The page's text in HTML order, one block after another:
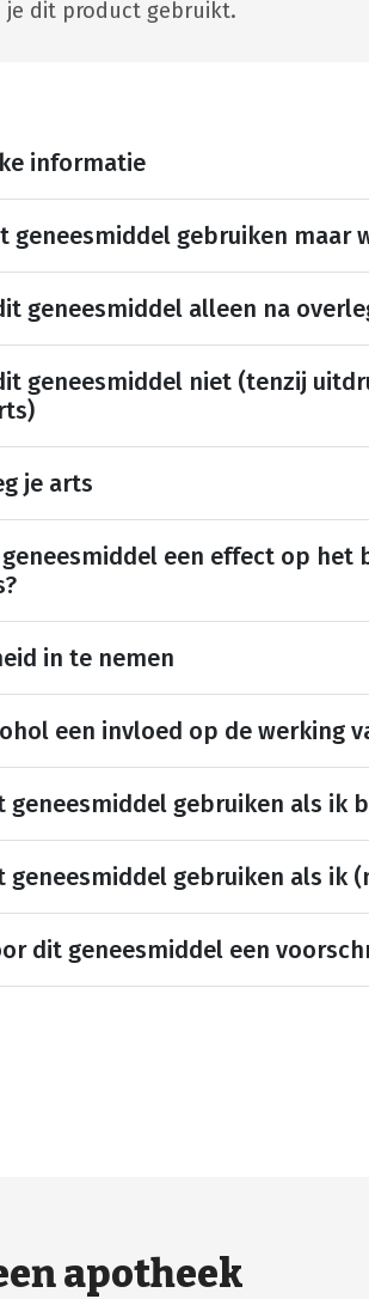
je dit product gebruikt.
informatie
geneesmiddel gebruiken maar
geneesmiddel alleen na
geneesmiddel niet (tenzij
je arts
een effect op het
in te nemen
een invloed op de werking
geneesmiddel gebruiken als ik
geneesmiddel gebruiken als ik
dit geneesmiddel een
apotheek